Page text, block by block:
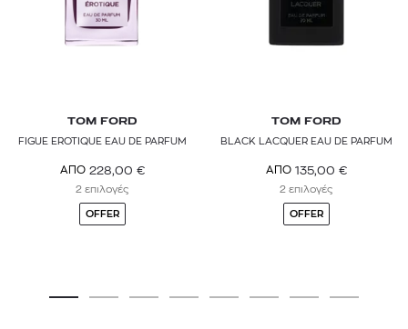
TOM FORD
FIGUE EROTIQUE EAU DE PARFUM
ΑΠΟ 228,00 €
2 επιλογές
OFFER
TOM FORD
BLACK LACQUER EAU DE PARFUM
ΑΠΟ 135,00 €
2 επιλογές
OFFER